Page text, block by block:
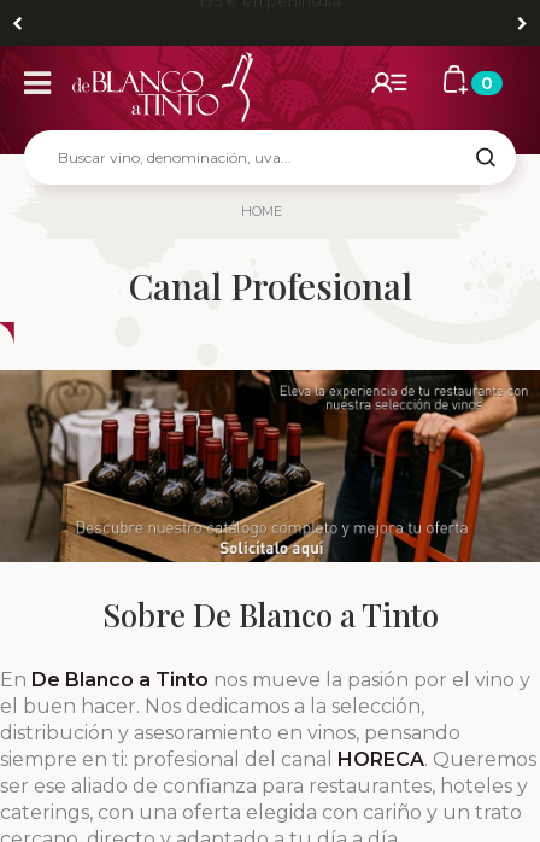
0
HOME
Canal Profesional
Sobre De Blanco a Tinto
En De Blanco a Tinto nos mueve la pasión por el vino y
el buen hacer. Nos dedicamos a la selección,
distribución y asesoramiento en vinos, pensando
siempre en ti: profesional del canal HORECA. Queremos
ser ese aliado de confianza para restaurantes, hoteles y
caterings, con una oferta elegida con cariño y un trato